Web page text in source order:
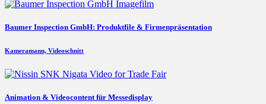
Baumer Inspection GmbH: Produktfile & Firmenpräsentation
Kameramann, Videoschnitt
Animation & Videocontent für Messedisplay